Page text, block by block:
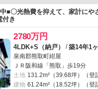
■〇光熱費を抑えて、家計にや
付き
2780万円
4LDK+S（納戸） /築14年1
泉南郡熊取町紺屋
ＪＲ阪和線「熊取」歩19分
土地 131.2m²（39.68坪）（登
建物 61.24m²（18.52坪）（登